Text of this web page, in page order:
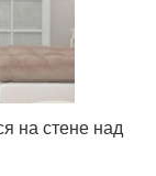
на стене над